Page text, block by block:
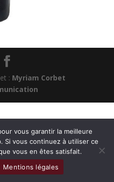
: Myriam Corbet
vous garantir la meilleure
Si vous continuez à utiliser ce
vous en êtes satisfait.
Mentions légales